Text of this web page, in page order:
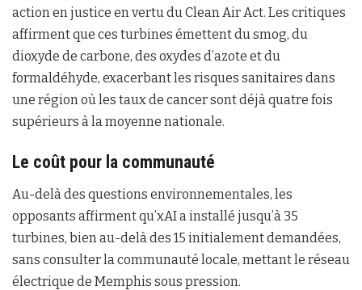
action en justice en vertu du Clean Air Act. Les critiques
affirment que ces turbines émettent du smog, du
dioxyde de carbone, des oxydes d’azote et du
formaldéhyde, exacerbant les risques sanitaires dans
une région où les taux de cancer sont déjà quatre fois
supérieurs à la moyenne nationale.
Le coût pour la communauté
Au-delà des questions environnementales, les
opposants affirment qu’xAI a installé jusqu’à 35
turbines, bien au-delà des 15 initialement demandées,
sans consulter la communauté locale, mettant le réseau
électrique de Memphis sous pression.